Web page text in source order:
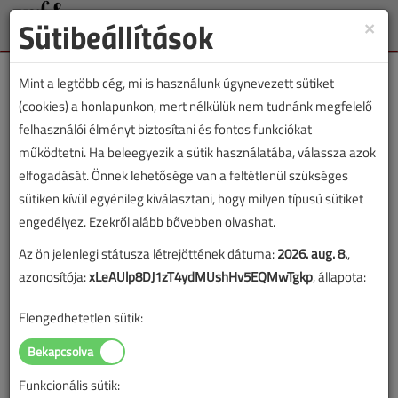
Toggle
Lapszám:
TARTALOM
Szakmatörténet
Gáz- és villanyvilágítás
harca Budapesten
2018/6. lapszám
×
Sütibeállítások
Mint a legtöbb cég, mi is használunk úgynevezett sütiket
(cookies) a honlapunkon, mert nélkülük nem tudnánk megfelelő
felhasználói élményt biztosítani és fontos funkciókat
működtetni. Ha beleegyezik a sütik használatába, válassza azok
elfogadását. Önnek lehetősége van a feltétlenül szükséges
sütiken kívül egyénileg kiválasztani, hogy milyen típusú sütiket
engedélyez. Ezekről alább bővebben olvashat.
Az ön jelenlegi státusza létrejöttének dátuma:2026. aug. 8.,
azonosítója:xLeAUlp8DJ1zT4ydMUshHv5EQMwTgkp, állapota:
Elengedhetetlen sütik:
Funkcionális sütik: